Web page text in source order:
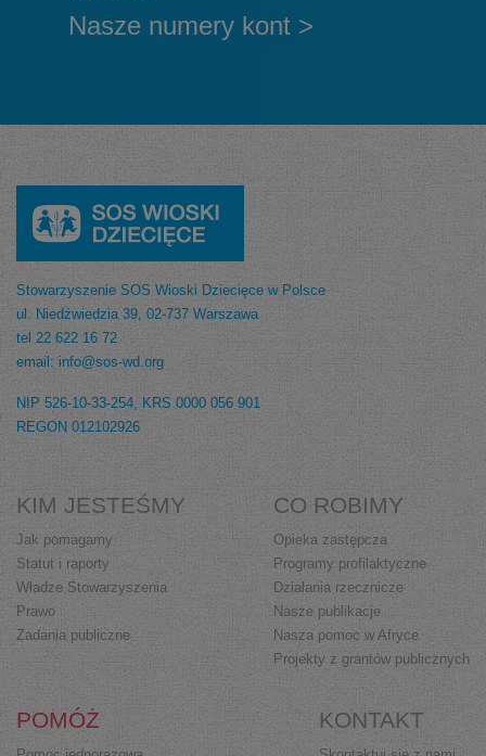
Nasze numery kont >
Stowarzyszenie SOS Wioski Dziecięce w Polsce
ul. Niedźwiedzia 39, 02-737 Warszawa
tel 22 622 16 72
email: info@sos-wd.org
NIP 526-10-33-254, KRS 0000 056 901
REGON 012102926
KIM JESTEŚMY
Jak pomagamy
Statut i raporty
Władze Stowarzyszenia
Prawo
Zadania publiczne
CO ROBIMY
Opieka zastępcza
Programy profilaktyczne
Działania rzecznicze
Nasze publikacje
Nasza pomoc w Afryce
Projekty z grantów publicznych
POMÓŻ KONTAKT